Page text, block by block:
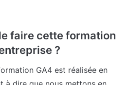
faire cette formation
?
GA4 est réalisée en